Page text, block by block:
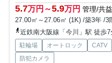
5.7万円～5.9万円 管理/共
27.00㎡～27.06㎡ (1K) /築3年 /3
近鉄南大阪線「今川」駅 徒歩7
駐輪場 オートロック CATV
防犯カメラ